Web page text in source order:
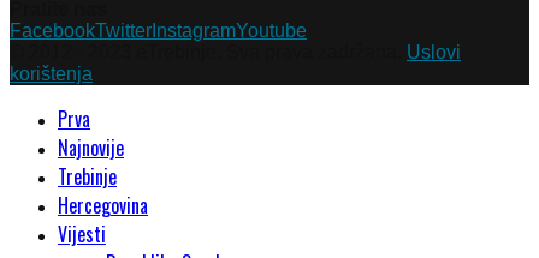
FacebookTwitter InstagramYoutube
Uslovi
korištenja
Prva
Najnovije
Trebinje
Hercegovina
Vijesti